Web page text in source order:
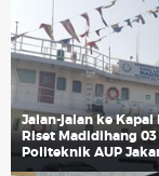
Jalan-jalan ke Kapal
Riset Madidihang
Politeknik AUP